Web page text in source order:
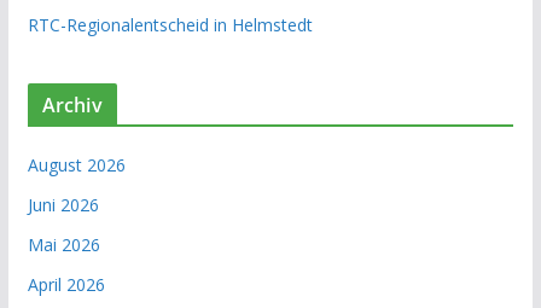
RTC-Regionalentscheid in Helmstedt
Archiv
August 2026
Juni 2026
Mai 2026
April 2026